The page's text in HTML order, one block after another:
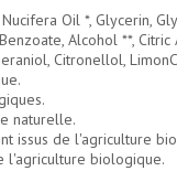
Oil *, Glycerin,
Alcohol **,
Citronellol,
naturelle.
issus de l'agriculture
l'agriculture biologique.